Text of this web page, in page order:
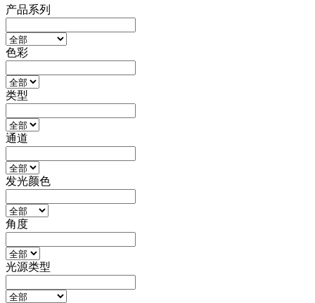
产品系列
色彩
类型
通道
发光颜色
角度
光源类型